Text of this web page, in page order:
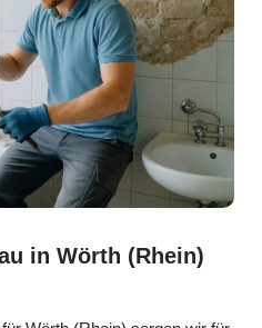
in Wörth (Rhein)